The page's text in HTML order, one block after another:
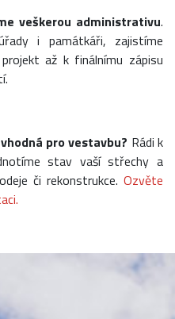
veškerou administrativu.
i památkáři, zajistíme
až k finálnímu zápisu
pro vestavbu? Rádi k
stav vaší střechy a
či rekonstrukce. Ozvěte